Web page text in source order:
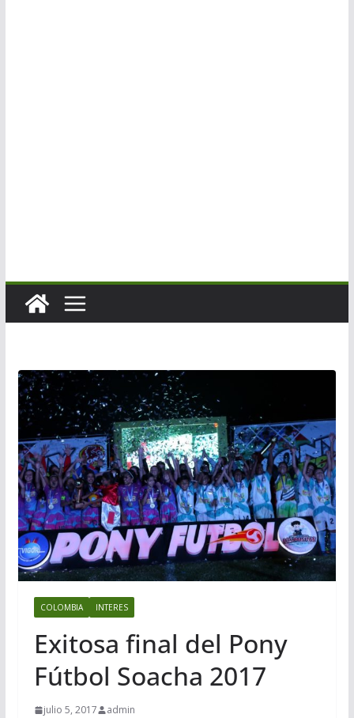
COLOMBIA INTERES
Exitosa final del Pony
Fútbol Soacha 2017
julio 5, 2017 admin